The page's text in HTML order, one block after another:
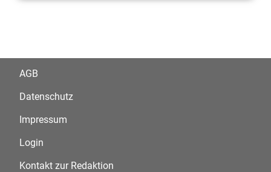
AGB
Datenschutz
Impressum
Login
Kontakt zur Redaktion